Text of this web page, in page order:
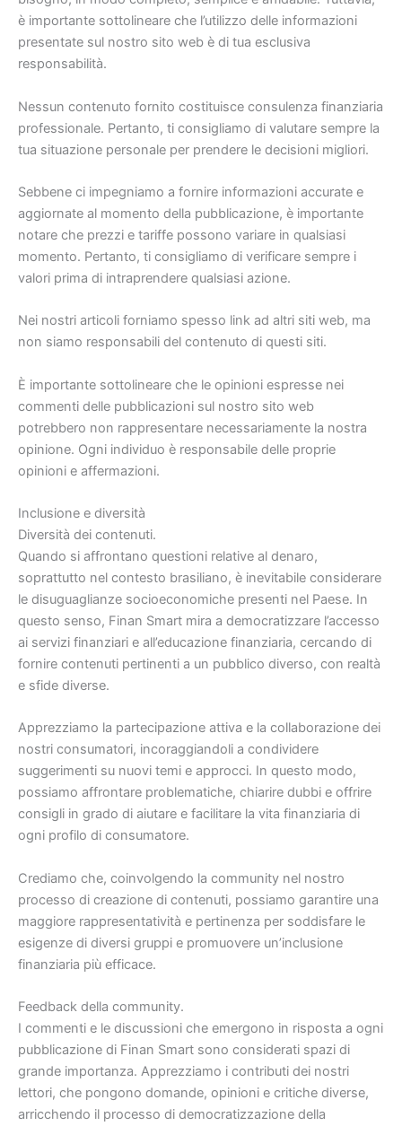
è importante sottolineare che l’utilizzo delle informazioni
presentate sul nostro sito web è di tua esclusiva
responsabilità.
Nessun contenuto fornito costituisce consulenza finanziaria
professionale. Pertanto, ti consigliamo di valutare sempre la
tua situazione personale per prendere le decisioni migliori.
Sebbene ci impegniamo a fornire informazioni accurate e
aggiornate al momento della pubblicazione, è importante
notare che prezzi e tariffe possono variare in qualsiasi
momento. Pertanto, ti consigliamo di verificare sempre i
valori prima di intraprendere qualsiasi azione.
Nei nostri articoli forniamo spesso link ad altri siti web, ma
non siamo responsabili del contenuto di questi siti.
È importante sottolineare che le opinioni espresse nei
commenti delle pubblicazioni sul nostro sito web
potrebbero non rappresentare necessariamente la nostra
opinione. Ogni individuo è responsabile delle proprie
opinioni e affermazioni.
Inclusione e diversità
Diversità dei contenuti.
Quando si affrontano questioni relative al denaro,
soprattutto nel contesto brasiliano, è inevitabile considerare
le disuguaglianze socioeconomiche presenti nel Paese. In
questo senso, Finan Smart mira a democratizzare l’accesso
ai servizi finanziari e all’educazione finanziaria, cercando di
fornire contenuti pertinenti a un pubblico diverso, con realtà
e sfide diverse.
Apprezziamo la partecipazione attiva e la collaborazione dei
nostri consumatori, incoraggiandoli a condividere
suggerimenti su nuovi temi e approcci. In questo modo,
possiamo affrontare problematiche, chiarire dubbi e offrire
consigli in grado di aiutare e facilitare la vita finanziaria di
ogni profilo di consumatore.
Crediamo che, coinvolgendo la community nel nostro
processo di creazione di contenuti, possiamo garantire una
maggiore rappresentatività e pertinenza per soddisfare le
esigenze di diversi gruppi e promuovere un’inclusione
finanziaria più efficace.
Feedback della community.
I commenti e le discussioni che emergono in risposta a ogni
pubblicazione di Finan Smart sono considerati spazi di
grande importanza. Apprezziamo i contributi dei nostri
lettori, che pongono domande, opinioni e critiche diverse,
arricchendo il processo di democratizzazione della